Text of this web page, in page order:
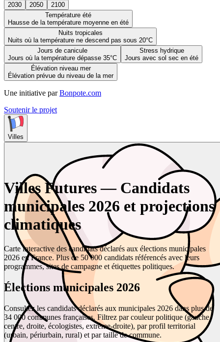
2030 2050
2100
Température été
Hausse de la température moyenne en été
Nuits tropicales
Nuits où la température ne descend pas sous 20°C
Jours de canicule
Jours où la température dépasse 35°C
Stress hydrique
Jours avec sol sec en été
Élévation niveau mer
Élévation prévue du niveau de la mer
Une initiative par Bonpote.com
Soutenir le projet
Villes
Villes Futures — Candidats
municipales 2026 et projections
climatiques
Carte interactive des candidats déclarés aux élections municipales
2026 en France. Plus de 50 000 candidats référencés avec leurs
programmes, sites de campagne et étiquettes politiques.
Élections municipales 2026
Consultez les candidats déclarés aux municipales 2026 dans plus de
34 000 communes françaises. Filtrez par couleur politique (gauche,
centre, droite, écologistes, extrême-droite), par profil territorial
(urbain, périurbain, rural) et par taille de commune.